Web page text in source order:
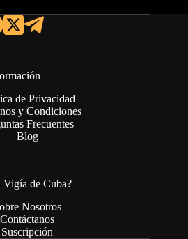
de Privacidad
y Condiciones
Frecuentes
Blog
Vigía de Cuba?
Nosotros
Contáctanos
Suscripción